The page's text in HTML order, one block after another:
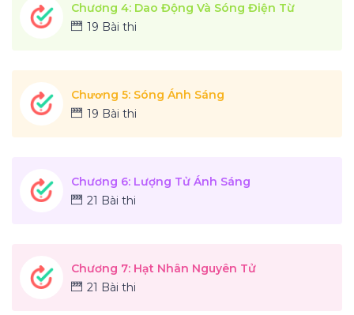
Chương 4: Dao Động Và Sóng Điện Từ
19 Bài thi
Chương 5: Sóng Ánh Sáng
19 Bài thi
Chương 6: Lượng Tử Ánh Sáng
21 Bài thi
Chương 7: Hạt Nhân Nguyên Tử
21 Bài thi